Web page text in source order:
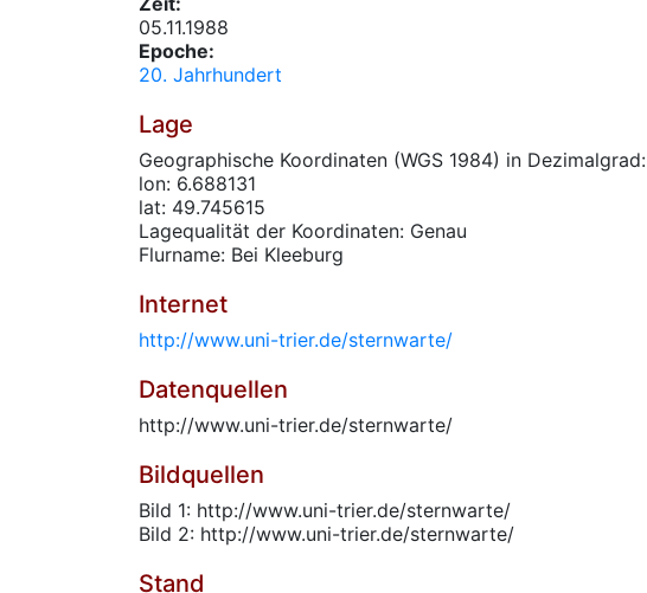
05.11.1988
Epoche:
20. Jahrhundert
Lage
Geographische Koordinaten (WGS 1984) in Dezimalgrad:
lon: 6.688131
lat: 49.745615
Lagequalität der Koordinaten: Genau
Flurname: Bei Kleeburg
Internet
http://www.uni-trier.de/sternwarte/
Datenquellen
http://www.uni-trier.de/sternwarte/
Bildquellen
Bild 1: http://www.uni-trier.de/sternwarte/
Bild 2: http://www.uni-trier.de/sternwarte/
Stand